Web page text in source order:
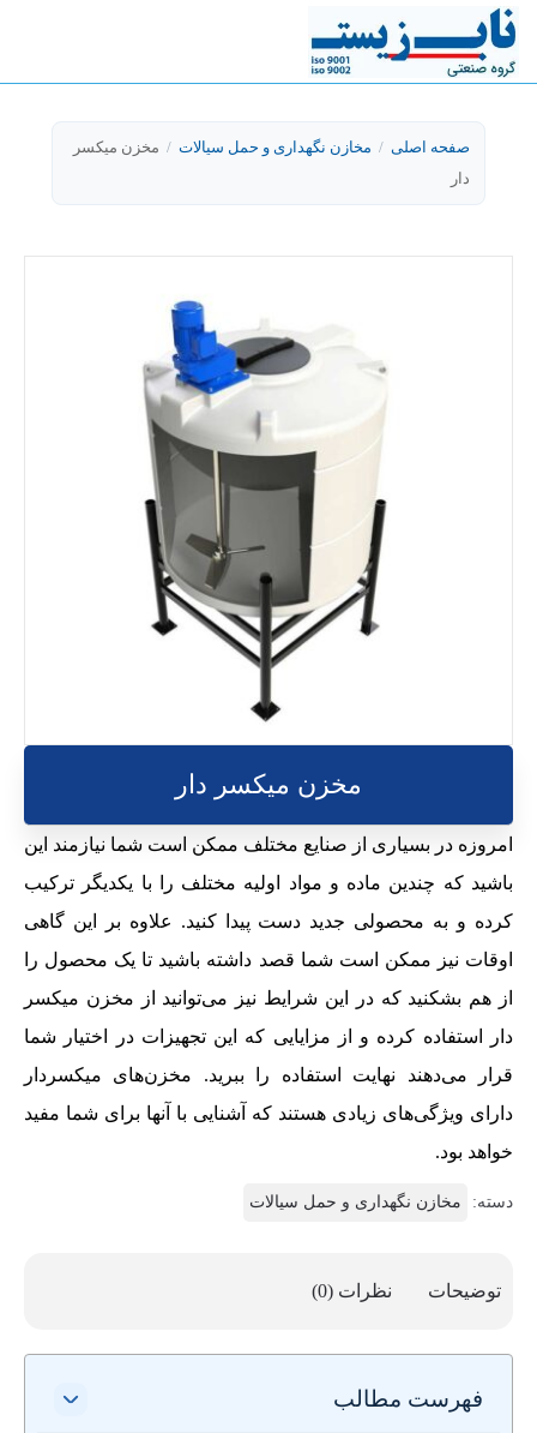
صفحه اصلی / مخازن نگهداری و حمل سیالات / مخزن میکسر
دار
مخزن میکسر دار
امروزه در بسیاری از صنایع مختلف ممکن است شما نیازمند این
باشید که چندین ماده و مواد اولیه مختلف را با یکدیگر ترکیب
کرده و به محصولی جدید دست پیدا کنید. علاوه بر این گاهی
اوقات نیز ممکن است شما قصد داشته باشید تا یک محصول را
از هم بشکنید که در این شرایط نیز می‌توانید از مخزن میکسر
دار استفاده کرده و از مزایایی که این تجهیزات در اختیار شما
قرار می‌دهند نهایت استفاده را ببرید. مخزن‌های میکسردار
دارای ویژگی‌های زیادی هستند که آشنایی با آنها برای شما مفید
خواهد بود.
دسته: مخازن نگهداری و حمل سیالات
توضیحات نظرات (0)
فهرست مطالب